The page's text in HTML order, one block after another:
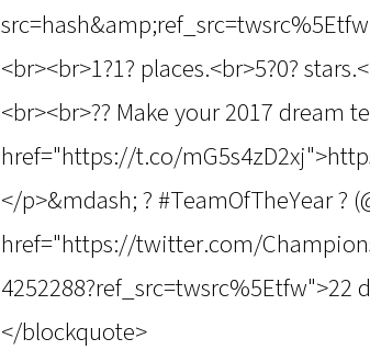
<br><br>1?1? places.<br>5?0?
<br><br>?? Make your 2017 dream
href="https://t.co/
</p>&mdash; ? #TeamOfTheYear ?
href="https://twitter.com/
4252288?ref_src=twsrc%5Etfw">22
</blockquote>